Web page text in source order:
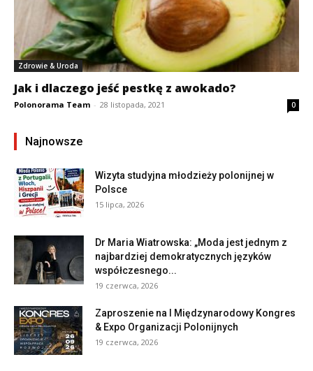
Zdrowie & Uroda
Jak i dlaczego jeść pestkę z awokado?
Polonorama Team - 28 listopada, 2021 0
Najnowsze
Wizyta studyjna młodzieży polonijnej w
Polsce
15 lipca, 2026
Dr Maria Wiatrowska: „Moda jest jednym z
najbardziej demokratycznych języków
współczesnego...
19 czerwca, 2026
Zaproszenie na I Międzynarodowy Kongres
& Expo Organizacji Polonijnych
19 czerwca, 2026